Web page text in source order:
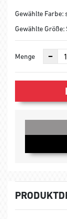
Gewählte Farbe:
Gewählte Größe:
Menge